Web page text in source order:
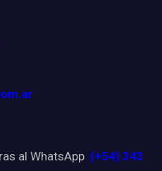
al WhatsApp (+54) 343